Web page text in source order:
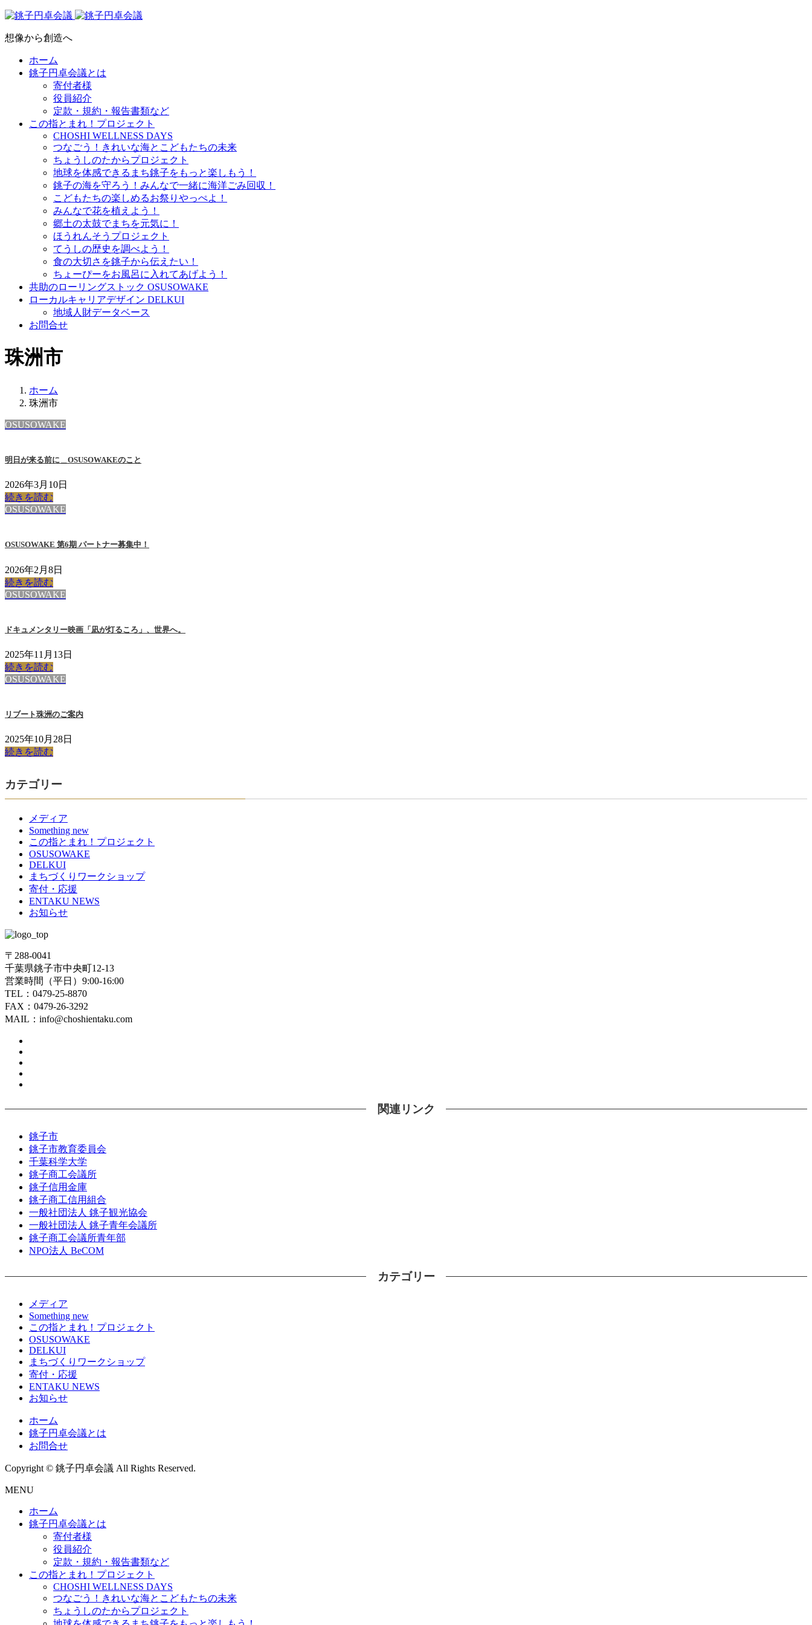
想像から創造へ
ホーム
銚子円卓会議とは
寄付者様
役員紹介
定款・規約・報告書類など
この指とまれ！プロジェクト
CHOSHI WELLNESS DAYS
つなごう！きれいな海とこどもたちの未来
ちょうしのたからプロジェクト
地球を体感できるまち銚子をもっと楽しもう！
銚子の海を守ろう！みんなで一緒に海洋ごみ回収！
こどもたちの楽しめるお祭りやっぺよ！
みんなで花を植えよう！
郷土の太鼓でまちを元気に！
ほうれんそうプロジェクト
てうしの歴史を調べよう！
食の大切さを銚子から伝えたい！
ちょーぴーをお風呂に入れてあげよう！
共助のローリングストック OSUSOWAKE
ローカルキャリアデザイン DELKUI
地域人財データベース
お問合せ
珠洲市
ホーム
珠洲市
OSUSOWAKE
明日が来る前に＿OSUSOWAKEのこと
2026年3月10日
続きを読む
OSUSOWAKE
OSUSOWAKE 第6期 パートナー募集中！
2026年2月8日
続きを読む
OSUSOWAKE
ドキュメンタリー映画「凪が灯るころ」、世界へ。
2025年11月13日
続きを読む
OSUSOWAKE
リブート珠洲のご案内
2025年10月28日
続きを読む
カテゴリー
メディア
Something new
この指とまれ！プロジェクト
OSUSOWAKE
DELKUI
まちづくりワークショップ
寄付・応援
ENTAKU NEWS
お知らせ
〒288-0041
千葉県銚子市中央町12-13
営業時間（平日）9:00-16:00
TEL：0479-25-8870
FAX：0479-26-3292
MAIL：info@choshientaku.com
関連リンク
銚子市
銚子市教育委員会
千葉科学大学
銚子商工会議所
銚子信用金庫
銚子商工信用組合
一般社団法人 銚子観光協会
一般社団法人 銚子青年会議所
銚子商工会議所青年部
NPO法人 BeCOM
カテゴリー
メディア
Something new
この指とまれ！プロジェクト
OSUSOWAKE
DELKUI
まちづくりワークショップ
寄付・応援
ENTAKU NEWS
お知らせ
ホーム
銚子円卓会議とは
お問合せ
Copyright © 銚子円卓会議 All Rights Reserved.
MENU
ホーム
銚子円卓会議とは
寄付者様
役員紹介
定款・規約・報告書類など
この指とまれ！プロジェクト
CHOSHI WELLNESS DAYS
つなごう！きれいな海とこどもたちの未来
ちょうしのたからプロジェクト